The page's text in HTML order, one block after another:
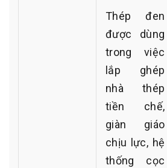
Thép đen
được dùng
trong việc
lắp ghép
nhà thép
tiền chế,
giàn giáo
chịu lực, hệ
thống cọc